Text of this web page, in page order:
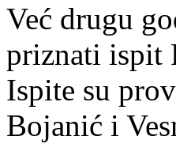
Već drugu
priznati ispit
Ispite su
Bojanić i